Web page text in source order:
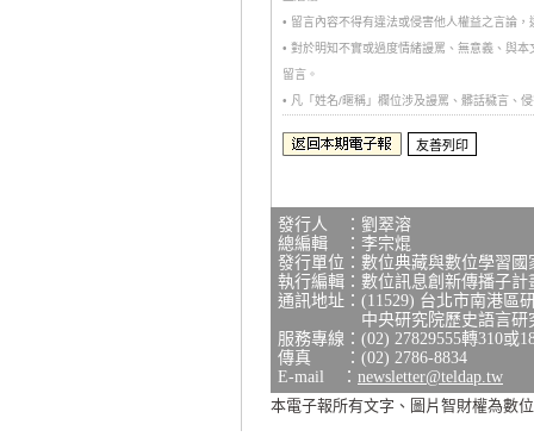
• 留言內容不得有違法或侵害他人權益之言論
• 對於明知不實或過度情緒謾罵、無意義、與
留言。
• 凡「姓名/暱稱」欄位涉及謾罵、髒話穢言、
發行人 ：劉翠溶
總編輯 ：李宗焜
發行單位：數位典藏與數位學習
執行編輯：數位訊息創新傳播子計
通訊地址：(11529) 台北市南港區
中央研究院歷史語言研究
服務專線：(02) 27829555轉310或
傳真 ：(02) 2786-8834
E-mail ： newsletter@teldap.tw
本電子報所有文字、圖片智財權為數